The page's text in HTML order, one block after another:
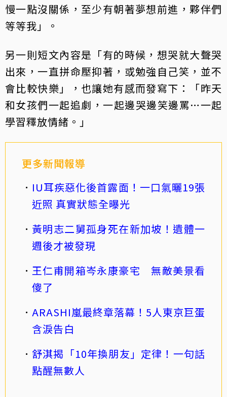
慢一點沒關係，至少有朝著夢想前進，夥伴們
等等我」。
另一則短文內容是「有的時候，想哭就大聲哭
出來，一直拼命壓抑著，或勉強自己笑，並不
會比較快樂」，也讓她有感而發寫下：「昨天
和女孩們一起追劇，一起邊哭邊笑邊罵…一起
學習釋放情緒。」
更多新聞報導
IU耳疾惡化後首露面！一口氣曬19張
近照 真實狀態全曝光
黃明志二舅孤身死在新加坡！遺體一
週後才被發現
王仁甫開箱岑永康豪宅 無敵美景看
傻了
ARASHI嵐最終章落幕！5人東京巨蛋
含淚告白
舒淇揭「10年換朋友」定律！一句話
點醒無數人